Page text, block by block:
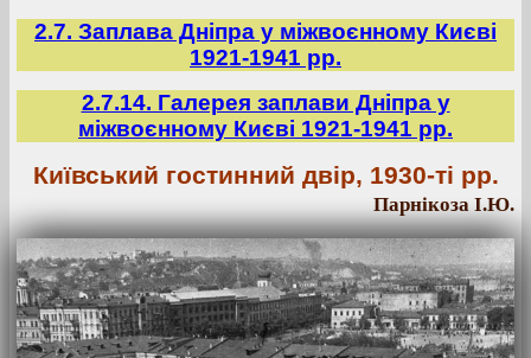
2.7. Заплава Дніпра у міжвоєнному Києві
1921-1941 рр.
2.7.14. Галерея заплави Дніпра у
міжвоєнному Києві 1921-1941 рр.
Київський гостинний двір, 1930-ті рр.
Парнікоза І.Ю.